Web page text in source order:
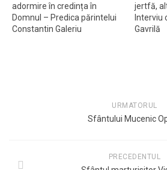
adormire în credința în
Domnul – Predica părintelui
Constantin Galeriu
jertfă,
Interviu
Gavrilă
URMATORUL
Sfântului Mucenic
PRECEDENTUL